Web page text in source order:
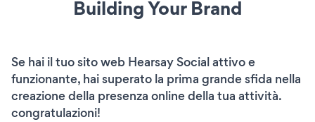
Building Your Brand
Se hai il tuo sito web Hearsay Social attivo e
funzionante, hai superato la prima grande sfida nella
creazione della presenza online della tua attività.
congratulazioni!